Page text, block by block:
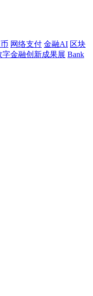
网络支付 金融AI 区块
字金融创新成果展 Bank